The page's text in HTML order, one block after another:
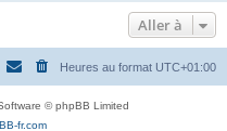
Aller à
Heures au format UTC+01:00
© phpBB Limited
fr.com